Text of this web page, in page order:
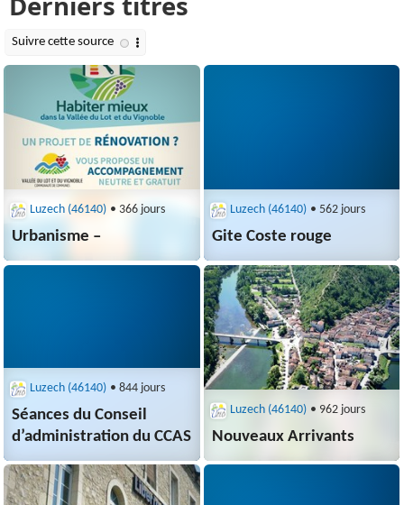
Luzech (46140) • 366 jours
Urbanisme –
Luzech (46140) • 562 jours
Gite Coste rouge
Luzech (46140) • 844 jours
Séances du Conseil
d’administration du CCAS
Luzech (46140) • 962 jours
Nouveaux Arrivants